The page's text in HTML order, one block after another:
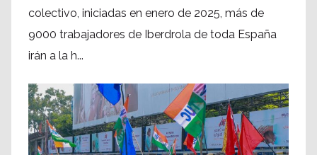
colectivo, iniciadas en enero de 2025, más de
9000 trabajadores de Iberdrola de toda España
irán a la h...